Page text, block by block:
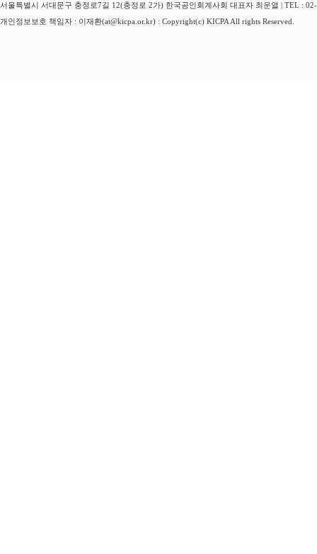
서울특별시 서대문구 충정로7길 12(충정로 2가) 한국공인회계사회 대표자 최운열 | TEL :
개인정보보호 책임자 : 이재환(at@kicpa.or.kr) : Copyright(c) KICPA All rights Reserved.